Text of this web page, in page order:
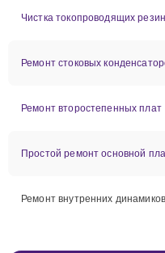
Чистка токопроводящих
Ремонт стоковых
Ремонт второстепенных плат
Простой ремонт основной
Ремонт внутренних динамиков